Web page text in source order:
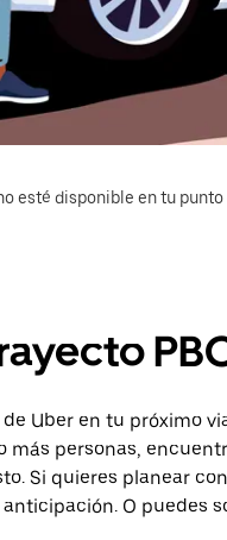
esté disponible en tu
Uber en tu próximo
más personas,
Si quieres planear
O puedes